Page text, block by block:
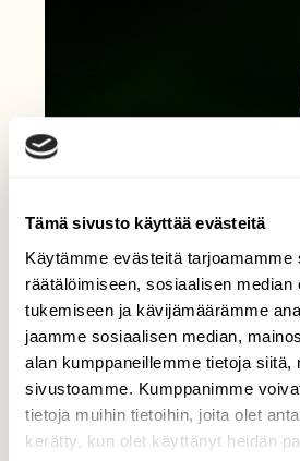
Tämä sivusto käyttää evästeitä
Käytämme evästeitä tarjoamamme
räätälöimiseen, sosiaalisen median
tukemiseen ja kävijämäärämme
jaamme sosiaalisen median,
alan kumppaneillemme tietoja siitä,
sivustoamme. Kumppanimme
tietoja muihin tietoihin, joita olet
kerätty, kun olet käyttänyt heidän